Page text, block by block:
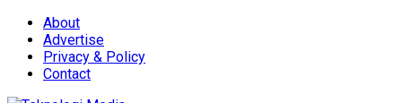
About
Advertise
Privacy & Policy
Contact